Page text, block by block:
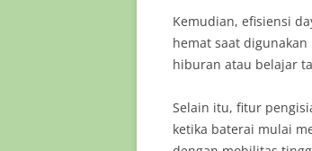
Kemudian, efisiensi
hemat saat
hiburan atau belajar
Selain itu, fitur
ketika baterai mulai